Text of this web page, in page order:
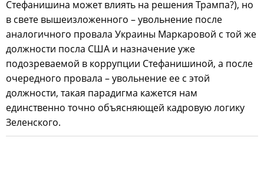
Стефанишина может влиять на решения Трампа?), но
в свете вышеизложенного – увольнение после
аналогичного провала Украины Маркаровой с той же
должности посла США и назначение уже
подозреваемой в коррупции Стефанишиной, а после
очередного провала – увольнение ее с этой
должности, такая парадигма кажется нам
единственно точно объясняющей кадровую логику
Зеленского.